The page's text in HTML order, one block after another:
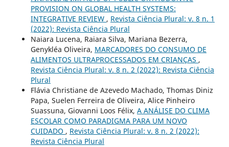
PROVISION ON GLOBAL HEALTH SYSTEMS:
INTEGRATIVE REVIEW , Revista Ciência Plural: v. 8 n. 1
(2022): Revista Ciência Plural
Naiara Lucena, Raiara Silva, Mariana Bezerra,
Genykléa Oliveira, MARCADORES DO CONSUMO DE
ALIMENTOS ULTRAPROCESSADOS EM CRIANÇAS ,
Revista Ciência Plural: v. 8 n. 2 (2022): Revista Ciência
Plural
Flávia Christiane de Azevedo Machado, Thomas Diniz
Papa, Suelen Ferreira de Oliveira, Alice Pinheiro
Suassuna, Giovanni Loos Félix, A ANÁLISE DO CLIMA
ESCOLAR COMO PARADIGMA PARA UM NOVO
CUIDADO , Revista Ciência Plural: v. 8 n. 2 (2022):
Revista Ciência Plural